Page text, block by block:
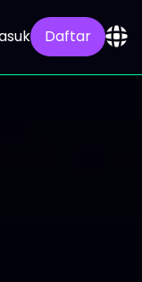
Daftar